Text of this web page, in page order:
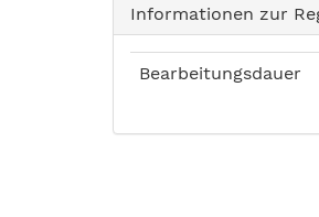
Informationen zur
Bearbeitungsdauer